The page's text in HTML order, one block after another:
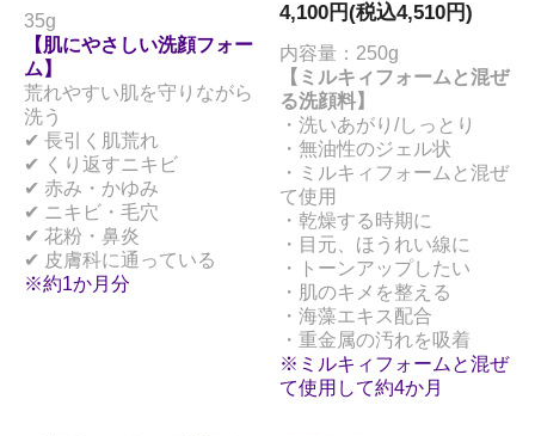
35g
【肌にやさしい洗顔フォー
ム】
荒れやすい肌を守りながら
洗う
✔ 長引く肌荒れ
✔ くり返すニキビ
✔ 赤み・かゆみ
✔ ニキビ・毛穴
✔ 花粉・鼻炎
✔ 皮膚科に通っている
※約1か月分
4,100円(税込4,510円)
内容量：250g
【ミルキィフォームと混ぜ
る洗顔料】
・洗いあがり/しっとり
・無油性のジェル状
・ミルキィフォームと混ぜ
て使用
・乾燥する時期に
・目元、ほうれい線に
・トーンアップしたい
・肌のキメを整える
・海藻エキス配合
・重金属の汚れを吸着
※ミルキィフォームと混ぜ
て使用して約4か月